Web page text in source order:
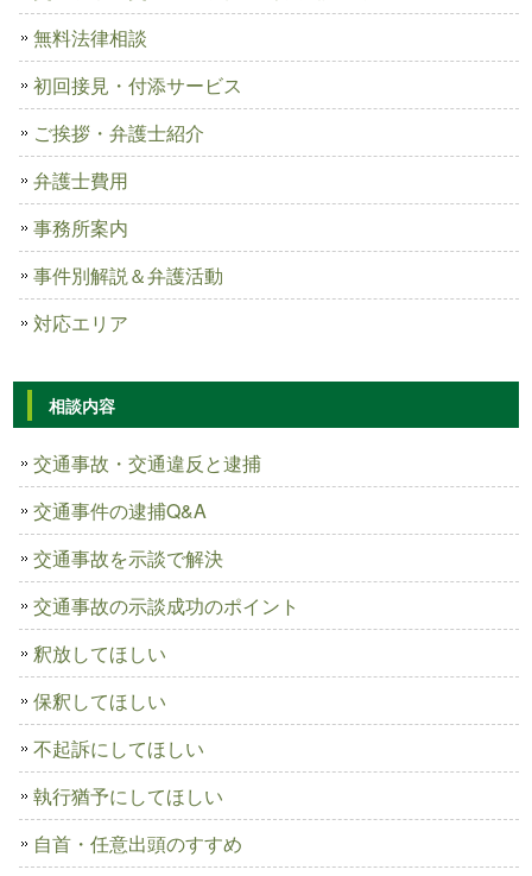
無料法律相談
初回接見・付添サービス
ご挨拶・弁護士紹介
弁護士費用
事務所案内
事件別解説＆弁護活動
対応エリア
相談内容
交通事故・交通違反と逮捕
交通事件の逮捕Q&A
交通事故を示談で解決
交通事故の示談成功のポイント
釈放してほしい
保釈してほしい
不起訴にしてほしい
執行猶予にしてほしい
自首・任意出頭のすすめ